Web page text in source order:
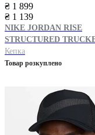
₴ 1 899
₴ 1 139
NIKE JORDAN RISE
STRUCTURED
Кепка
Товар розкуплено